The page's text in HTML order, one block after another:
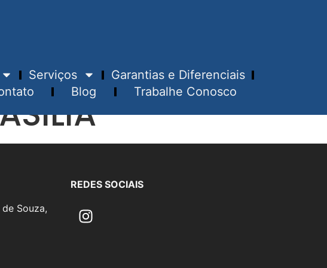
Serviços
Garantias e Diferenciais
Blog Trabalhe Conosco
Souza,
REDES SOCIAIS